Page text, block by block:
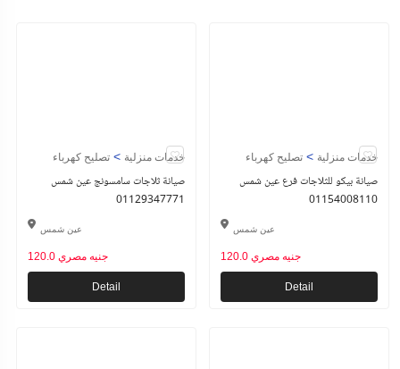
خدمات منزلية > تصليح كهرباء
صيانة ثلاجات سامسونج عين شمس
01129347771
عين شمس
120.0 جنيه مصري
Detail
خدمات منزلية > تصليح كهرباء
صيانة بيكو للثلاجات فرع عين شمس
01154008110
عين شمس
120.0 جنيه مصري
Detail